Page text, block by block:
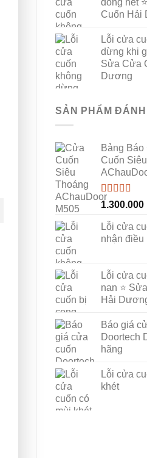
đóng hết
Cuốn Hải
Lỗi cửa
dừng khi
Sửa Cửa
Dương
SẢN PHẨM
Bảng
Cuốn
Được xếp
sao
1.300.000
Lỗi cửa
nhận điều
Lỗi cửa
nan ⭐
Hải
Báo giá
Doortech
hãng
Lỗi cửa
khét